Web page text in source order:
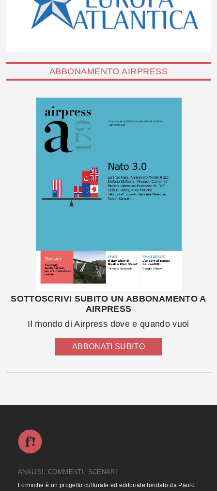
ABBONAMENTO AIRPRESS
SOTTOSCRIVI SUBITO UN ABBONAMENTO A
AIRPRESS
Il mondo di Airpress dove e quando vuoi
ABBONATI SUBITO
ANALISI, COMMENTI, SCENARI
Formiche è un progetto culturale ed editoriale fondato da Paolo